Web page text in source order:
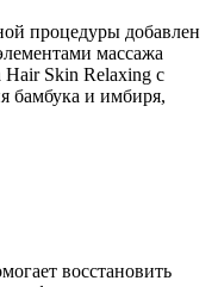
процедуры добавлен
массажа
Hair Skin Relaxing с
бамбука и имбиря,
восстановить